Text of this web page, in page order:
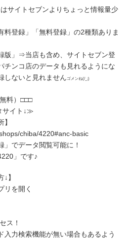
サイトセブンよりちょっと情報量少
登録」「無料登録」の2種類ありま
版」⇒当店も含め、サイトセブン登
チンコ店のデータも見れるようにな
しないと見れません ゴメンね(/_;)
料）□□□
サイト↓≫
】
chiba/4220#anc-basic
でデータ閲覧可能に！
」です♪
】
リを開く
ス！
力検索機能が無い場合もあるよう